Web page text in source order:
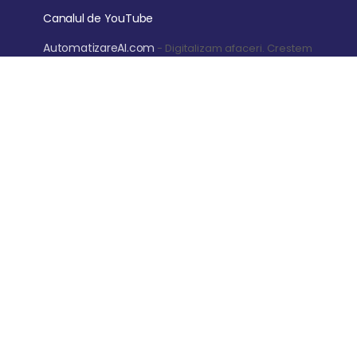
Canalul de YouTube
AutomatizareAI.com - Digitalizam afaceri. Crestem